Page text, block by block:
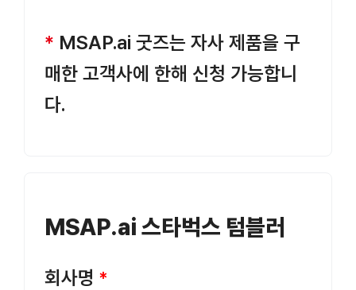
* MSAP.ai 굿즈는 자사 제품을 구
매한 고객사에 한해 신청 가능합니
다.
MSAP.ai 스타벅스 텀블러
회사명 *